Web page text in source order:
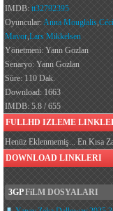
IMDB: tt32792395
Oyuncular:Anna Mouglalis,
Mavor,Lars Mikkelsen
Yönetmeni: Yann Gozlan
Senaryo: Yann Gozlan
Süre: 110 Dak.
Download: 1663
IMDB: 5.8 / 655
FULLHD IZLEME
Henüz Eklenmemiş... En Kısa
DOWNLOAD LINKLERI
3GPFiLM DOSYALARI